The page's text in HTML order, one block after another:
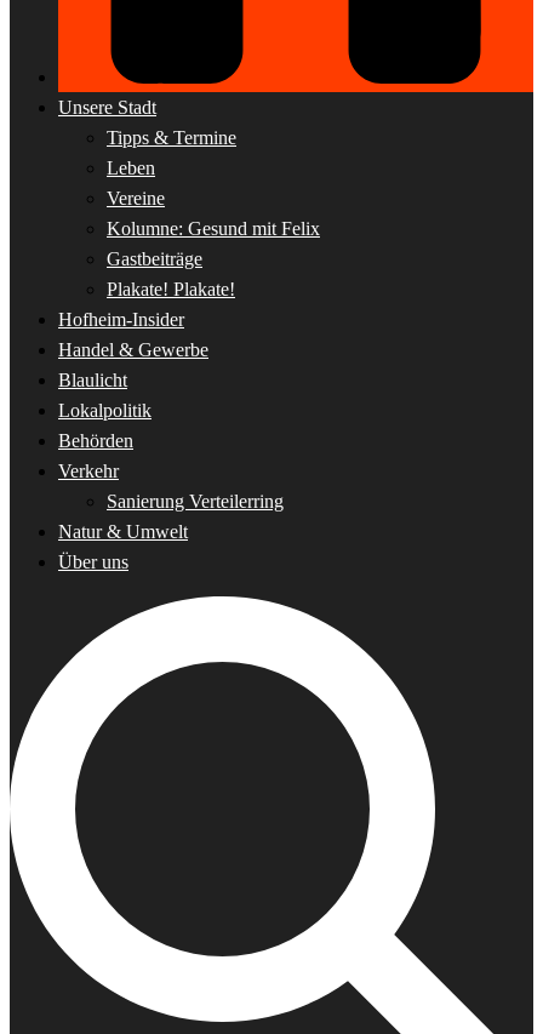
Unsere Stadt
Tipps & Termine
Leben
Vereine
Kolumne: Gesund mit Felix
Gastbeiträge
Plakate! Plakate!
Hofheim-Insider
Handel & Gewerbe
Blaulicht
Lokalpolitik
Behörden
Verkehr
Sanierung Verteilerring
Natur & Umwelt
Über uns